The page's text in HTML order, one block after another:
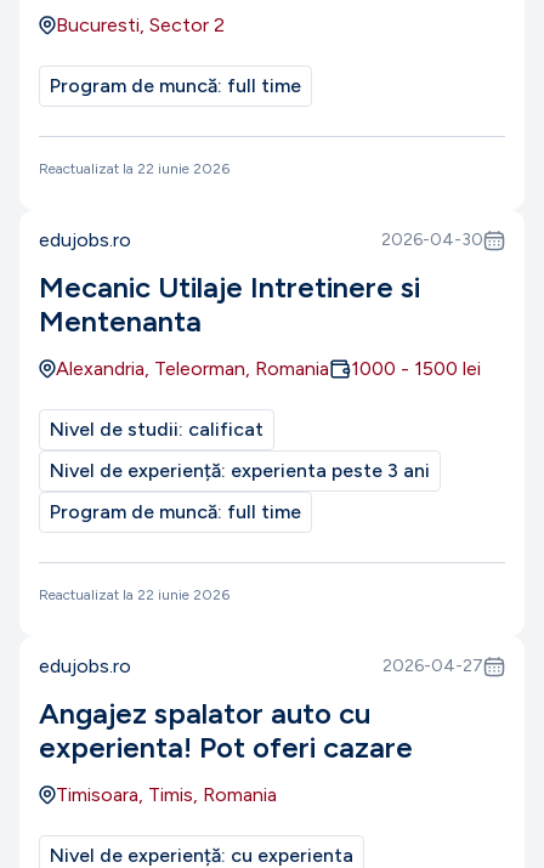
Bucuresti, Sector 2
Program de muncă: full time
Reactualizat la 22 iunie 2026
edujobs.ro 2026-04-30
Mecanic Utilaje Intretinere si
Mentenanta
Alexandria, Teleorman, Romania 1000 - 1500 lei
Nivel de studii: calificat
Nivel de experiență: experienta peste 3 ani
Program de muncă: full time
Reactualizat la 22 iunie 2026
edujobs.ro 2026-04-27
Angajez spalator auto cu
experienta! Pot oferi cazare
Timisoara, Timis, Romania
Nivel de experiență: cu experienta